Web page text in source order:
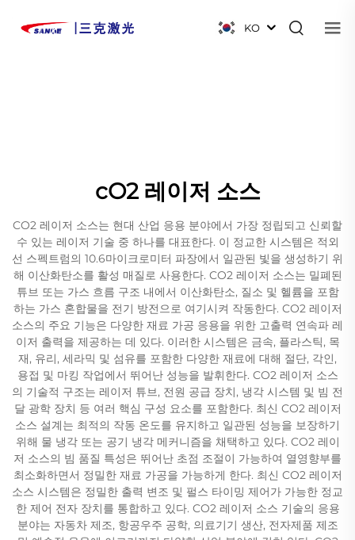
KO
cO2 레이저 소스
CO2 레이저 소스는 현대 산업 응용 분야에서 가장 정립되고 신뢰할
수 있는 레이저 기술 중 하나를 대표한다. 이 정교한 시스템은 적외
선 스펙트럼의 10.6마이크로미터 파장에서 일관된 빛을 생성하기 위
해 이산화탄소를 활성 매질로 사용한다. CO2 레이저 소스는 밀폐된
튜브 또는 가스 흐름 구조 내에서 이산화탄소, 질소 및 헬륨을 포함
하는 가스 혼합물을 전기 방전으로 여기시켜 작동한다. CO2 레이저
소스의 주요 기능은 다양한 재료 가공 응용을 위한 고출력 연속파 레
이저 출력을 제공하는 데 있다. 이러한 시스템은 금속, 플라스틱, 목
재, 유리, 세라믹 및 섬유를 포함한 다양한 재료에 대해 절단, 각인,
용접 및 마킹 작업에서 뛰어난 성능을 발휘한다. CO2 레이저 소스
의 기술적 구조는 레이저 튜브, 전원 공급 장치, 냉각 시스템 및 빔 전
달 광학 장치 등 여러 핵심 구성 요소를 포함한다. 최신 CO2 레이저
소스 설계는 최적의 작동 온도를 유지하고 일관된 성능을 보장하기
위해 물 냉각 또는 공기 냉각 메커니즘을 채택하고 있다. CO2 레이
저 소스의 빔 품질 특성은 뛰어난 초점 조절이 가능하여 열영향부를
최소화하면서 정밀한 재료 가공을 가능하게 한다. 최신 CO2 레이저
소스 시스템은 정밀한 출력 변조 및 펄스 타이밍 제어가 가능한 정교
한 제어 전자 장치를 통합하고 있다. CO2 레이저 소스 기술의 응용
분야는 자동차 제조, 항공우주 공학, 의료기기 생산, 전자제품 제조